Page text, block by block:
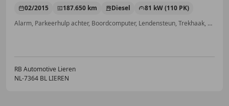
02/2015 187.650 km Diesel
81 kW (110 PK)
Alarm, Parkeerhulp achter, Boordcomputer, Lendensteun, Trekhaak, Bluetooth, Airconditioning, Armsteun
RB Automotive Lieren
NL-7364 BL LIEREN